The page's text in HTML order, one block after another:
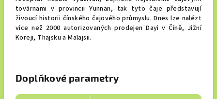
továrnami v provincii Yunnan, tak tyto čaje představují
živoucí historii čínského čajového průmyslu. Dnes lze nalézt
více než 2000 autorizovaných prodejen Dayi v Číně, Jižní
Koreji, Thajsku a Malajsii.
Doplňkové parametry